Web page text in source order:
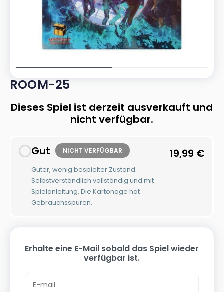
ROOM-25
Dieses Spiel ist derzeit ausverkauft und
nicht verfügbar.
Gut NICHT VERFÜGBAR
Guter, wenig bespielter Zustand.
Selbstverständlich vollständig und mit
Spielanleitung. Die Kartonage hat
Gebrauchsspuren.
19,99 €
Erhalte eine E-Mail sobald das Spiel wieder
verfügbar ist.